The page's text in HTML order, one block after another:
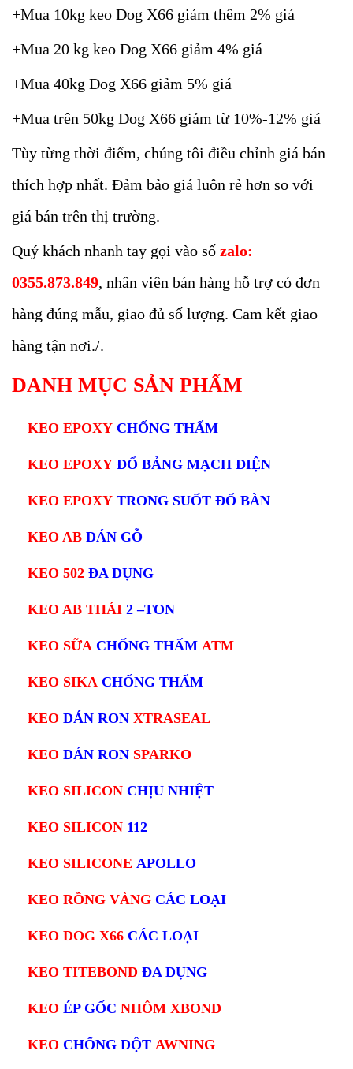
+Mua 10kg keo Dog X66 giảm thêm 2% giá
+Mua 20 kg keo Dog X66 giảm 4% giá
+Mua 40kg Dog X66 giảm 5% giá
+Mua trên 50kg Dog X66 giảm từ 10%-12% giá
Tùy từng thời điểm, chúng tôi điều chỉnh giá bán
thích hợp nhất. Đảm bảo giá luôn rẻ hơn so với
giá bán trên thị trường.
Quý khách nhanh tay gọi vào số zalo:
0355.873.849, nhân viên bán hàng hỗ trợ có đơn
hàng đúng mẫu, giao đủ số lượng. Cam kết giao
hàng tận nơi./.
DANH MỤC SẢN PHẨM
KEO EPOXY CHỐNG THẤM
KEO EPOXY ĐỔ BẢNG MẠCH ĐIỆN
KEO EPOXY TRONG SUỐT ĐỔ BÀN
KEO AB DÁN GỖ
KEO 502 ĐA DỤNG
KEO AB THÁI 2 –TON
KEO SỮA CHỐNG THẤM ATM
KEO SIKA CHỐNG THẤM
KEO DÁN RON XTRASEAL
KEO DÁN RON SPARKO
KEO SILICON CHỊU NHIỆT
KEO SILICON 112
KEO SILICONE APOLLO
KEO RỒNG VÀNG CÁC LOẠI
KEO DOG X66 CÁC LOẠI
KEO TITEBOND ĐA DỤNG
KEO ÉP GỐC NHÔM XBOND
KEO CHỐNG DỘT AWNING